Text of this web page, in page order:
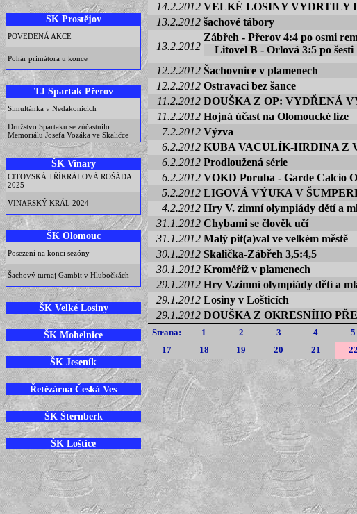
SK Prostějov
POVEDENÁ AKCE
Pohár primátora u konce
TJ Spartak Přerov
Simultánka v Nedakonicích
Družstvo Spartaku se zúčastnilo
Memoriálu Josefa Vozáka ve Skaličce
ŠK Vinary
CITOVSKÁ TŘÍKRÁLOVÁ ROŠÁDA
2025
VINARSKÝ KRÁL 2024
ŠK Olomouc
Posezení na konci sezóny
Šachový turnaj Gambit v Hlubočkách
ŠK Velké Losiny
ŠK Mohelnice
ŠK Jeseník
Řetězárna Česká Ves
ŠK Šternberk
ŠK Loštice
14.2.2012 VELKÉ LOSINY VYDRTILY
13.2.2012 šachové tábory
13.2.2012
Zábřeh - Přerov 4:4 po osmi
Litovel B - Orlová 3:5 po šesti
12.2.2012 Šachovnice v plamenech
12.2.2012 Ostravaci bez šance
11.2.2012 DOUŠKA Z OP: VYDŘENÁ
11.2.2012 Hojná účast na Olomoucké lize
7.2.2012 Výzva
6.2.2012 KUBA VACULÍK-HRDINA Z
6.2.2012 Prodloužená série
6.2.2012 VOKD Poruba - Garde Calcio
5.2.2012 LIGOVÁ VÝUKA V
4.2.2012 Hry V. zimní olympiády dětí a
31.1.2012 Chybami se člověk učí
31.1.2012 Malý pit(a)val ve velkém městě
30.1.2012 Skalička-Zábřeh 3,5:4,5
30.1.2012 Kroměříž v plamenech
29.1.2012 Hry V.zimní olympiády dětí a
29.1.2012 Losiny v Lošticích
29.1.2012 DOUŠKA Z OKRESNÍHO
Strana: 1 2 3 4 5
17
18 19 20 21 22